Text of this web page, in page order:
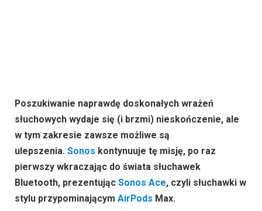
Poszukiwanie naprawdę doskonałych wrażeń
słuchowych wydaje się (i brzmi) nieskończenie, ale
w tym zakresie zawsze możliwe są
ulepszenia. Sonos kontynuuje tę misję, po raz
pierwszy wkraczając do świata słuchawek
Bluetooth, prezentując Sonos Ace, czyli słuchawki w
stylu przypominającym AirPods Max.